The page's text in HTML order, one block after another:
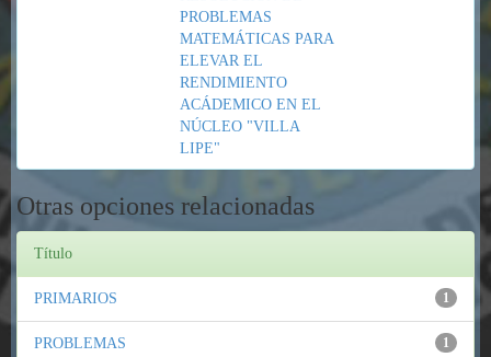
PROBLEMAS
MATEMÁTICAS PARA
ELEVAR EL
RENDIMIENTO
ACÁDEMICO EN EL
NÚCLEO "VILLA
LIPE"
Otras opciones relacionadas
Título
1
PRIMARIOS
1
PROBLEMAS